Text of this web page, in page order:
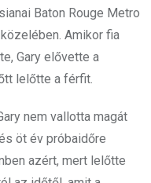
Baton Rouge Metro
Amikor fia
Gary elővette a
lelőtte a férfit.
nem vallotta magát
öt év próbaidőre
azért, mert lelőtte